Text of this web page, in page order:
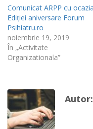
Comunicat ARPP cu ocazia
Ediției aniversare Forum
Psihiatru.ro
noiembrie 19, 2019
În „Activitate
Organizationala”
Autor: